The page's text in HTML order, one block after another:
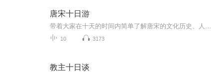
唐宋十日游
10 3173
教主十日谈